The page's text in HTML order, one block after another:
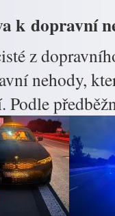
k dopravní
z
nehody,
Podle